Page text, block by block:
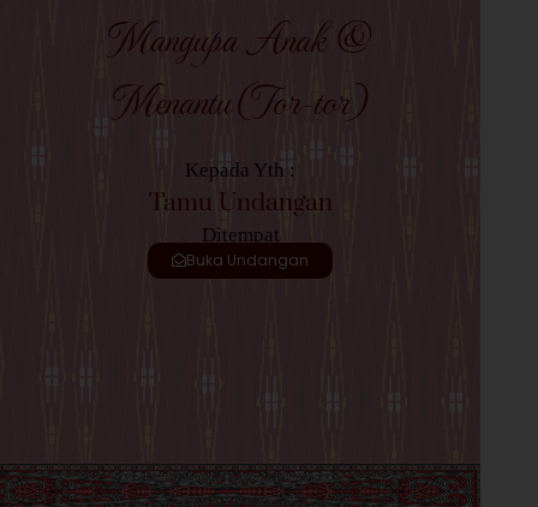
Mangupa Anak &
Menantu (Tor-tor)
Kepada Yth :
Tamu Undangan
Ditempat
Buka Undangan